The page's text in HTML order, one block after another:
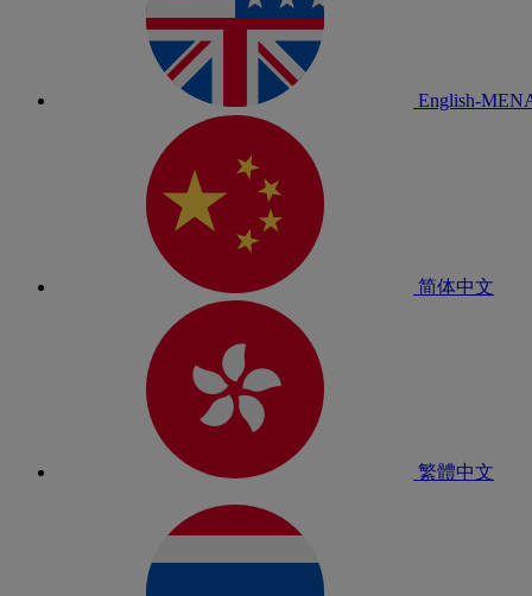
English-
简体中文
繁體中文